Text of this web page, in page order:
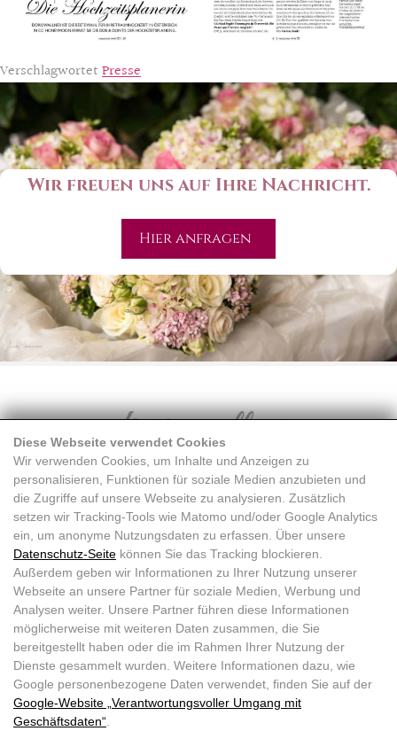
Diese Webseite verwendet Cookies
Wir verwenden Cookies, um Inhalte und Anzeigen zu
personalisieren, Funktionen für soziale Medien anzubieten und
die Zugriffe auf unsere Webseite zu analysieren. Zusätzlich
setzen wir Tracking-Tools wie Matomo und/oder Google Analytics
ein, um anonyme Nutzungsdaten zu erfassen. Über unsere
Datenschutz-Seite können Sie das Tracking blockieren.
Außerdem geben wir Informationen zu Ihrer Nutzung unserer
Webseite an unsere Partner für soziale Medien, Werbung und
Analysen weiter. Unsere Partner führen diese Informationen
möglicherweise mit weiteren Daten zusammen, die Sie
bereitgestellt haben oder die im Rahmen Ihrer Nutzung der
Dienste gesammelt wurden. Weitere Informationen dazu, wie
Google personenbezogene Daten verwendet, finden Sie auf der
Google‑Website „Verantwortungsvoller Umgang mit
Geschäftsdaten“
Verschlagwortet Presse
Wir freuen uns auf Ihre Nachricht.
Hier anfragen
Doris Wallner | +43 664 7611871 info@doriswallner.com